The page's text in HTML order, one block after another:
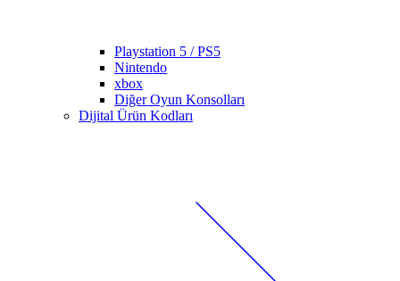
Playstation 5 / PS5
Nintendo
xbox
Diğer Oyun Konsolları
Dijital Ürün Kodları